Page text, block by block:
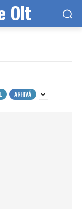
Olt
ARHIVĂ